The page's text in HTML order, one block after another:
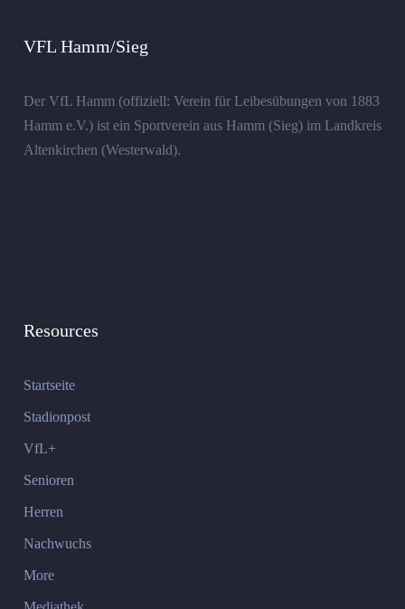
VFL Hamm/Sieg
Der VfL Hamm (offiziell: Verein für Leibesübungen von 1883
Hamm e.V.) ist ein Sportverein aus Hamm (Sieg) im Landkreis
Altenkirchen (Westerwald).
Resources
Startseite
Stadionpost
VfL+
Senioren
Herren
Nachwuchs
More